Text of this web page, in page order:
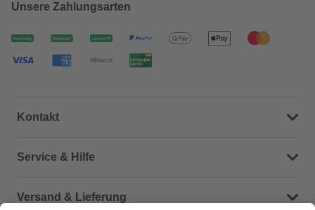
Unsere Zahlungsarten
Kontakt
Dein Kontakt zu uns
Service & Hilfe
Häufige Fragen (FAQ)
Versand & Lieferung